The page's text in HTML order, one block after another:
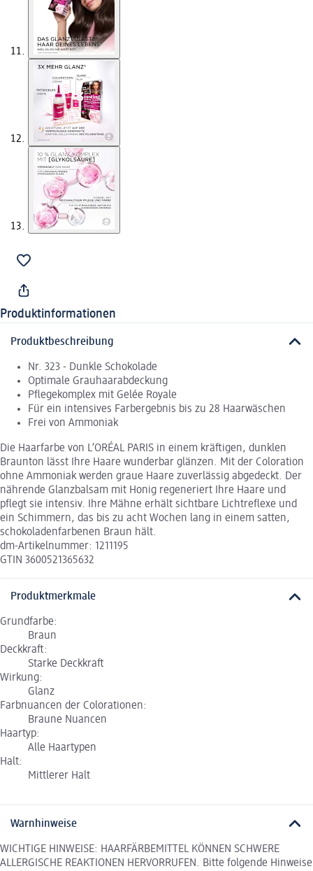
Produktinformationen
Produktbeschreibung
Nr. 323 - Dunkle Schokolade
Optimale Grauhaarabdeckung
Pflegekomplex mit Gelée Royale
Für ein intensives Farbergebnis bis zu 28 Haarwäschen
Frei von Ammoniak
Die Haarfarbe von L’ORÉAL PARIS in einem kräftigen, dunklen
Braunton lässt Ihre Haare wunderbar glänzen. Mit der Coloration
ohne Ammoniak werden graue Haare zuverlässig abgedeckt. Der
nährende Glanzbalsam mit Honig regeneriert Ihre Haare und
pflegt sie intensiv. Ihre Mähne erhält sichtbare Lichtreflexe und
ein Schimmern, das bis zu acht Wochen lang in einem satten,
schokoladenfarbenen Braun hält.
dm-Artikelnummer: 1211195
GTIN 3600521365632
Produktmerkmale
Grundfarbe:
Braun
Deckkraft:
Starke Deckkraft
Wirkung:
Glanz
Farbnuancen der Colorationen:
Braune Nuancen
Haartyp:
Alle Haartypen
Halt:
Mittlerer Halt
Warnhinweise
WICHTIGE HINWEISE: HAARFÄRBEMITTEL KÖNNEN SCHWERE
ALLERGISCHE REAKTIONEN HERVORRUFEN. Bitte folgende Hinweise